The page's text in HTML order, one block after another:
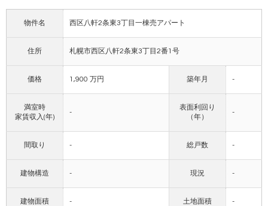
物件名 西区八軒2条東3丁目一棟売アパート
住所 札幌市西区八軒2条東3丁目2番1号
価格 1,900 万円 築年月 -
満室時
家賃収入(年)
-
表面利回り
（年）
-
間取り - 総戸数 -
建物構造 - 現況 -
建物面積 - 土地面積 -